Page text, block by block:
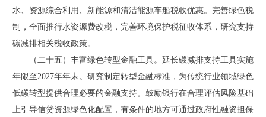
水、资源综合利用、新能源和清洁能源车船税收优惠。完善绿色税
制，全面推行水资源费改税，完善环境保护税征收体系，研究支持
碳减排相关税收政策。
（二十五）丰富绿色转型金融工具。延长碳减排支持工具实施
年限至2027年年末。研究制定转型金融标准，为传统行业领域绿色
低碳转型提供合理必要的金融支持。鼓励银行在合理评估风险基础
上引导信贷资源绿色化配置，有条件的地方可通过政府性融资担保